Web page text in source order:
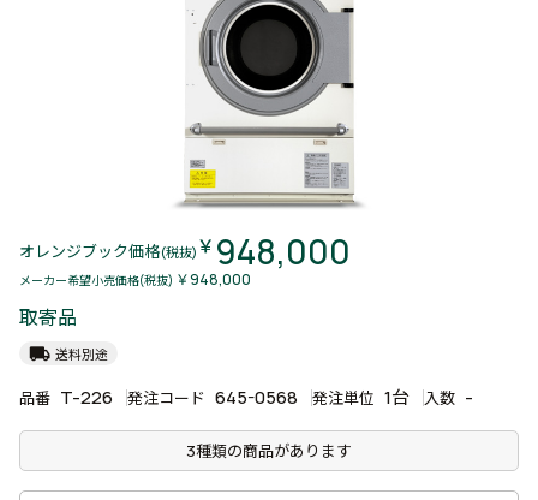
オレンジブック価格(税抜) ￥ 948,000
メーカー希望小売価格(税抜) ￥948,000
取寄品
local_shipping 送料別途
品番 T-226 発注コード 645-0568 発注単位 1台 入数 -
3種類の商品があります